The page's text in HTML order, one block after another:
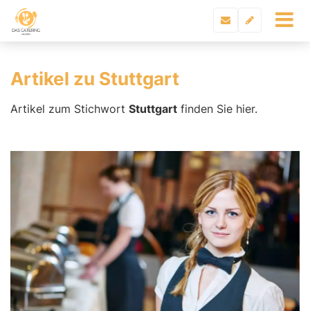
Artikel zu Stuttgart
Artikel zum Stichwort Stuttgart finden Sie hier.